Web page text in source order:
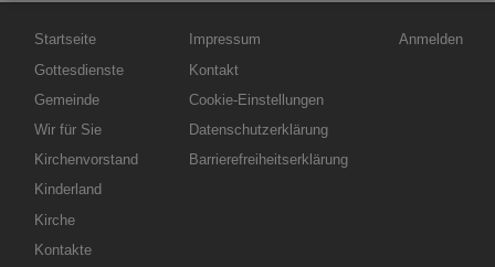
Hauptnavigation
Startseite
Gottesdienste
Gemeinde
Wir für Sie
Kirchenvorstand
Kinderland
Kirche
Kontakte
Fußbereichsmenü
Impressum
Kontakt
Cookie-Einstellungen
Datenschutzerklärung
Barrierefreiheitserklärung
Benutzermenü
Anmelden